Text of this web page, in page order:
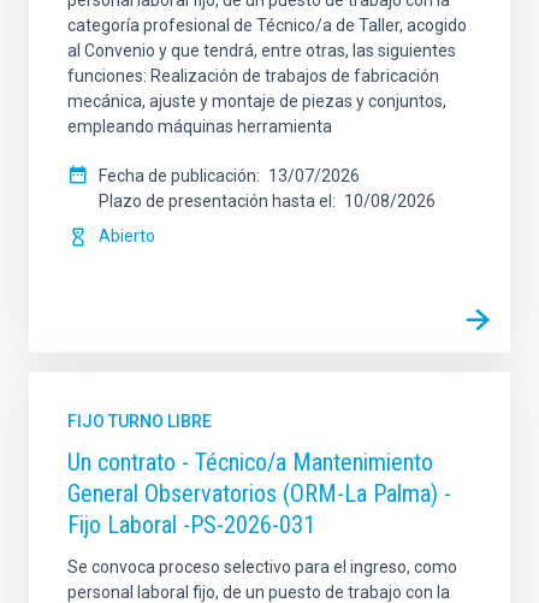
categoría profesional de Técnico/a de Taller, acogido
al Convenio y que tendrá, entre otras, las siguientes
funciones: Realización de trabajos de fabricación
mecánica, ajuste y montaje de piezas y conjuntos,
empleando máquinas herramienta
Fecha de publicación
13/07/2026
Plazo de presentación hasta el
10/08/2026
Abierto
FIJO TURNO LIBRE
Un contrato - Técnico/a Mantenimiento
General Observatorios (ORM-La Palma) -
Fijo Laboral -PS-2026-031
Se convoca proceso selectivo para el ingreso, como
personal laboral fijo, de un puesto de trabajo con la